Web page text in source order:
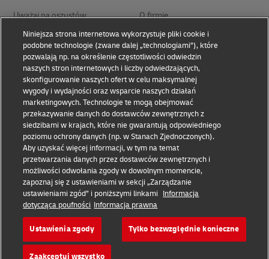
Uważaj na oszustów O firmie
Zasady użytkowania Polityka prywatności i cookies
Ułatwienia dostępu Rozwiązywanie sporów
Informacje dodatkowe
Przetwarzanie danych
osobowych
Odwiedź nas na
2026 © - wszelkie prawa zastrzeżone
Niniejsza strona internetowa wykorzystuje pliki cookie i
podobne technologie (zwane dalej „technologiami”), które
pozwalają np. na określenie częstotliwości odwiedzin
naszych stron internetowych i liczby odwiedzających,
skonfigurowanie naszych ofert w celu maksymalnej
wygody i wydajności oraz wsparcie naszych działań
marketingowych. Technologie te mogą obejmować
przekazywanie danych do dostawców zewnętrznych z
siedzibami w krajach, które nie gwarantują odpowiedniego
poziomu ochrony danych (np. w Stanach Zjednoczonych).
Aby uzyskać więcej informacji, w tym na temat
przetwarzania danych przez dostawców zewnętrznych i
możliwości odwołania zgody w dowolnym momencie,
zapoznaj się z ustawieniami w sekcji „Zarządzanie
ustawieniami zgód” i poniższymi linkami Informacja
dotycząca poufności Informacja prawna
Ustawienia zgody Tylko bezwzględnie konieczne
Zaakceptuj wszystko